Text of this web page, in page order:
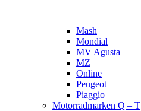
Mash
Mondial
MV Agusta
MZ
Online
Peugeot
Piaggio
Motorradmarken Q – T